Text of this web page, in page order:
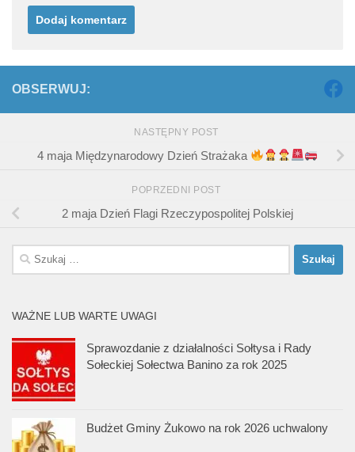
OBSERWUJ:
NASTĘPNY POST
4 maja Międzynarodowy Dzień Strażaka
POPRZEDNI POST
2 maja Dzień Flagi Rzeczypospolitej Polskiej
Szukaj:
WAŻNE LUB WARTE UWAGI
Sprawozdanie z działalności Sołtysa i Rady
Sołeckiej Sołectwa Banino za rok 2025
Budżet Gminy Żukowo na rok 2026 uchwalony